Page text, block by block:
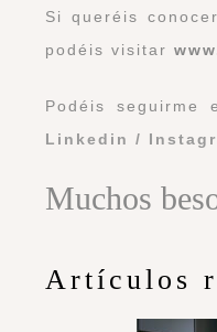
Si queréis
podéis visitar
Podéis seguirme
Linkedin /
Muchos
Artículos